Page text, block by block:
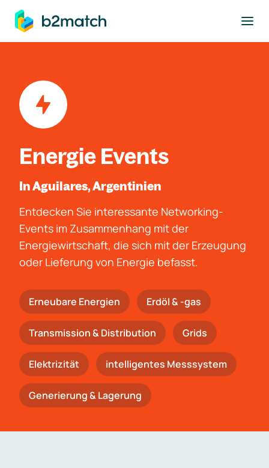
springen
Energie Events
In Aguilares, Argentinien
Entdecken Sie interessante Networking-
Events im Zusammenhang mit der
Energiewirtschaft, die sich mit der Erzeugung
oder Lieferung von Energie befasst.
Erneubare Energien Erdöl & -gas
Trans­mis­si­on & Distribution Grids
Elektrizität intelligentes Messsystem
Generierung & Lagerung